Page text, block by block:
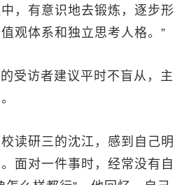
，有意识地去锻炼，逐步形
观体系和独立思考人格。”
访者建议平时不盲从，主
研三的沈江，感到自己明
面对一件事时，经常没有自